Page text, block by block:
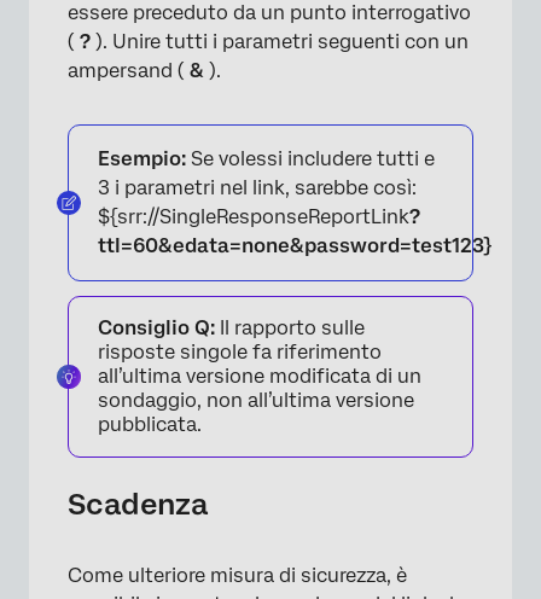
essere preceduto da un punto interrogativo
( ? ). Unire tutti i parametri seguenti con un
ampersand ( & ).
Esempio: Se volessi includere tutti e
3 i parametri nel link, sarebbe così:
${srr://SingleResponseReportLink?
ttl=60&edata=none&password=test123}
Consiglio Q: Il rapporto sulle
risposte singole fa riferimento
all’ultima versione modificata di un
sondaggio, non all’ultima versione
pubblicata.
Scadenza
Come ulteriore misura di sicurezza, è